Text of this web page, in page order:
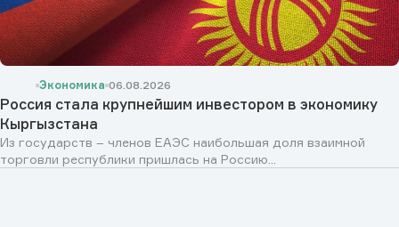
Экономика 06.08.2026
Россия стала крупнейшим инвестором в экономику
Кыргызстана
Из государств – членов ЕАЭС наибольшая доля взаимной
торговли республики пришлась на Россию...